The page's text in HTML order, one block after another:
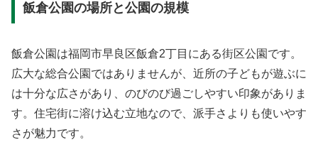
飯倉公園の場所と公園の規模
飯倉公園は福岡市早良区飯倉2丁目にある街区公園です。
広大な総合公園ではありませんが、近所の子どもが遊ぶに
は十分な広さがあり、のびのび過ごしやすい印象がありま
す。住宅街に溶け込む立地なので、派手さよりも使いやす
さが魅力です。